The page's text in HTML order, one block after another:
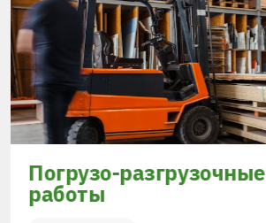
Погрузо-разгрузочные
работы